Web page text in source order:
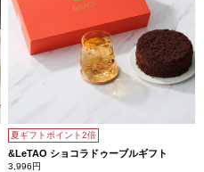
夏ギフトポイント2倍
&LeTAO ショコラドゥーブルギフト
3,996円